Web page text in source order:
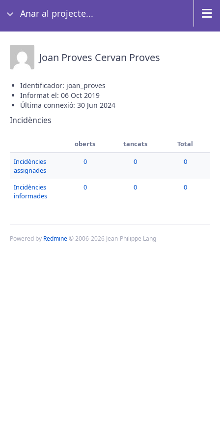
Anar al projecte...
Joan Proves Cervan Proves
Identificador: joan_proves
Informat el: 06 Oct 2019
Última connexió: 30 Jun 2024
Incidències
oberts tancats
Total
Incidències
assignades
0 0 0
Incidències
informades
0 0 0
Powered by Redmine© 2006-2026 Jean-Philippe Lang